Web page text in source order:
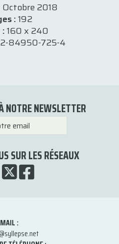
Octobre 2018
:192
160 x 240
84950-725-4
NOTRE NEWSLETTER
SUR LES RÉSEAUX
MAIL :